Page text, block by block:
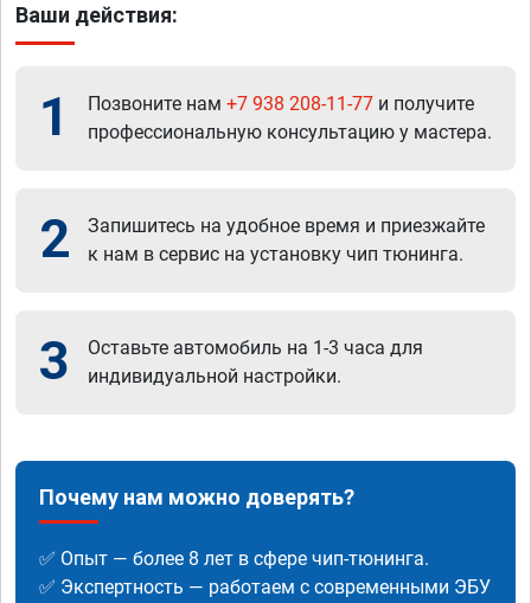
Ваши действия:
1 Позвоните нам +7 938 208-11-77 и получите
профессиональную консультацию у мастера.
2
Запишитесь на удобное время и приезжайте
к нам в сервис на установку чип тюнинга.
3
Оставьте автомобиль на 1-3 часа для
индивидуальной настройки.
Почему нам можно доверять?
✅ Опыт — более 8 лет в сфере чип-тюнинга.
✅ Экспертность — работаем с современными ЭБУ